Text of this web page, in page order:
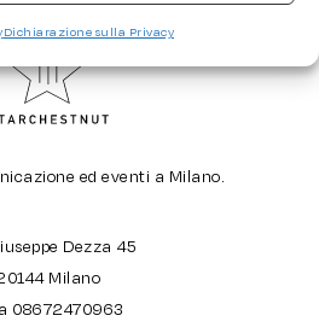
Dichiarazione sulla Privacy
ed eventi a Milano.
Dezza 45
Milano
08672470963